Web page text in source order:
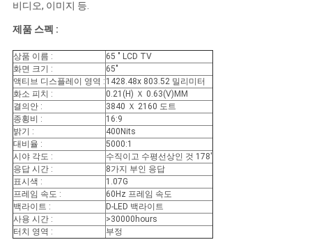
용
문
을
요
구
하
세
요
비디오, 이미지 등.
제품 스펙 :
상품 이름 :
65 " LCD TV
화면 크기 :
65"
액티브 디스플레이 영역 : 1428.48x 803.52 밀리미터
화소 피치 :
0.21(H) Ｘ 0.63(V)MM
결의안 :
3840 Ｘ 2160 도트
종횡비 :
16:9
밝기 :
400Nits
대비율 :
5000:1
시야 각도 :
수직이고 수평선상인 것 178'
응답 시간 :
8가지 부인 응답
표시색 :
1.07G
프레임 속도 :
60Hz 프레임 속도
백라이트 :
D-LED 백라이트
사용 시간 :
>30000hours
터치 영역 :
부정